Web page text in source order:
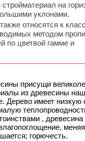
на
уклонами.
относятся к
методом
по цветвой гамме и
присущи
из древесины
Дерево имеет
, древесина
горючесть.